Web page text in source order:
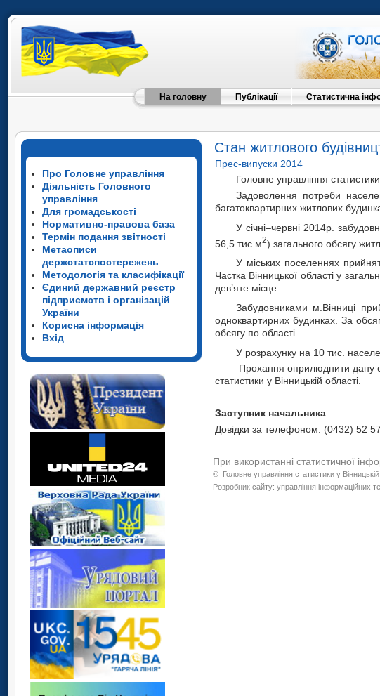
На головну Публікації Статистична
Про Головне управління
Діяльність Головного
управління
Для громадськості
Нормативно-правова база
Термін подання звітності
Метаописи
держстатспостережень
Методологія та класифікації
Єдиний державний реєстр
підприємств і організацій
України
Корисна інформація
Вхід
Стан житлового
Прес-випуски 2014
Головне управління
Задоволення потреби
багатоквартирних житлових
У січні–червні 2014р.
56,5 тис.м2) загального обсягу
У міських поселеннях
Частка Вінницької області у
дев’яте місце.
З­аб­уд­о­вн­ик­ами м.Вінниці
одноквартирних будинках. За
обсягу по області.
У розрахунку на 10 тис.
Прохання оприлюднити дану
статистики у Вінницькій області.
Заступник
Довідки за телефоном: (0432) 52
При використанні статистичної
© Головне управління статистики у Вінницькій
Розробник сайту: управління інформаційних